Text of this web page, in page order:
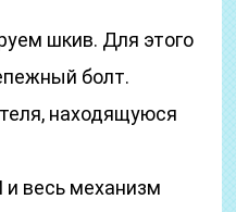
шкив. Для этого
болт.
находящуюся
весь механизм